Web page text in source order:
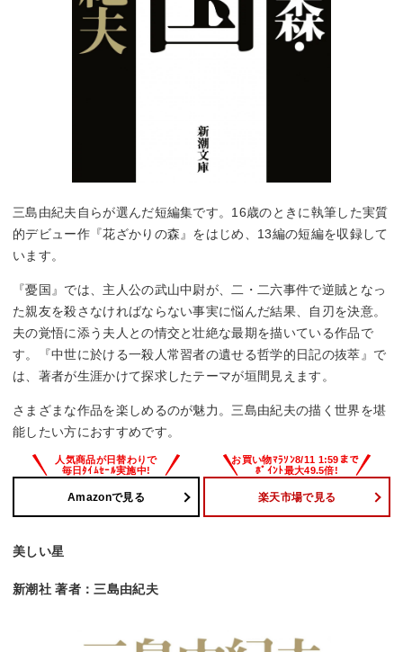
三島由紀夫自らが選んだ短編集です。16歳のときに執筆した実質
的デビュー作『花ざかりの森』をはじめ、13編の短編を収録して
います。
『憂国』では、主人公の武山中尉が、二・二六事件で逆賊となっ
た親友を殺さなければならない事実に悩んだ結果、自刃を決意。
夫の覚悟に添う夫人との情交と壮絶な最期を描いている作品で
す。『中世に於ける一殺人常習者の遺せる哲学的日記の抜萃』で
は、著者が生涯かけて探求したテーマが垣間見えます。
さまざまな作品を楽しめるのが魅力。三島由紀夫の描く世界を堪
能したい方におすすめです。
Amazonで見る 楽天市場で見る
美しい星
新潮社 著者：三島由紀夫